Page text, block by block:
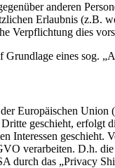
anderen
Erlaubnis
Verpflichtung dies
eines sog.
Europäischen
geschieht, erfolgt
Interessen
verarbeiten. D.h.
durch das „Privacy